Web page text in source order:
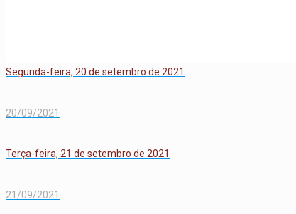
Segunda-feira, 20 de setembro de 2021
20/09/2021
Terça-feira, 21 de setembro de 2021
21/09/2021